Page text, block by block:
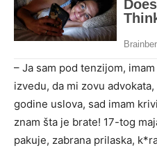
– Ja sam pod tenzijom,
izvedu, da mi zovu
godine uslova, sad imam
znam šta je brate! 17-tog
pakuje, zabrana prilaska,